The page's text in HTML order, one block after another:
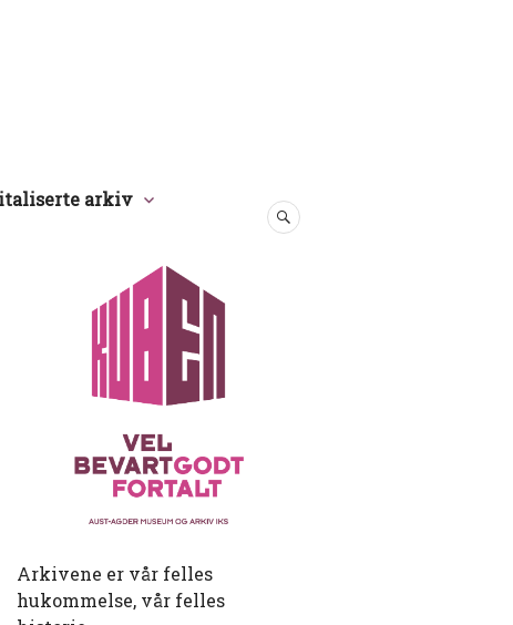
arkiv
SØK
Arkivene er vår felles
hukommelse, vår felles